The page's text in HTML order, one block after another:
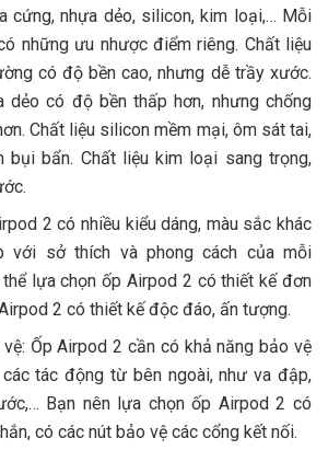
cứng, nhựa dẻo, silicon, kim loại,… Mỗi
những ưu nhược điểm riêng. Chất liệu
có độ bền cao, nhưng dễ trầy xước.
dẻo có độ bền thấp hơn, nhưng chống
Chất liệu silicon mềm mại, ôm sát tai,
bụi bẩn. Chất liệu kim loại sang trọng,
2 có nhiều kiểu dáng, màu sắc khác
với sở thích và phong cách của mỗi
lựa chọn ốp Airpod 2 có thiết kế đơn
2 có thiết kế độc đáo, ấn tượng.
Ốp Airpod 2 cần có khả năng bảo vệ
tác động từ bên ngoài, như va đập,
Bạn nên lựa chọn ốp Airpod 2 có
có các nút bảo vệ các cổng kết nối.